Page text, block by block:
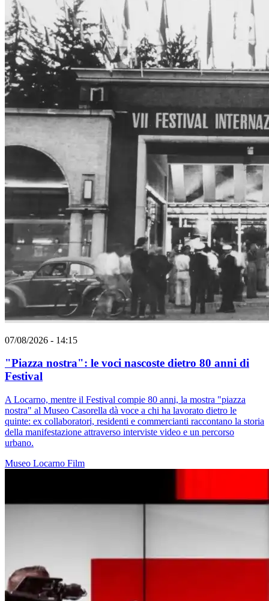
07/08/2026 - 14:15
"Piazza nostra": le voci nascoste dietro 80 anni di
Festival
A Locarno, mentre il Festival compie 80 anni, la mostra "piazza
nostra" al Museo Casorella dà voce a chi ha lavorato dietro le
quinte: ex collaboratori, residenti e commercianti raccontano la storia
della manifestazione attraverso interviste video e un percorso
urbano.
Museo Locarno Film